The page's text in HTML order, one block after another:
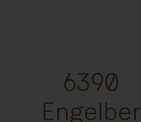
6390
Engelber